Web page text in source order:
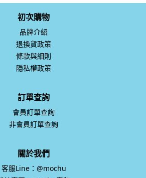
初次購物
品牌介紹
退換貨政策
條款與細則
隱私權政策
訂單查詢
會員訂單查詢
非會員訂單查詢
關於我們
客服Line：@mochu